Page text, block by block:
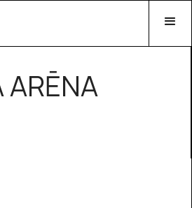
ARĒNA